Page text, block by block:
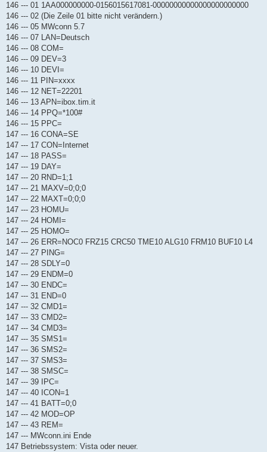
146 --- 01 1AA000000000-0156015617081-00000000000000000000000
146 --- 02 (Die Zeile 01 bitte nicht verändern.)
146 --- 05 MWconn 5.7
146 --- 07 LAN=Deutsch
146 --- 08 COM=
146 --- 09 DEV=3
146 --- 10 DEVI=
146 --- 11 PIN=xxxx
146 --- 12 NET=22201
146 --- 13 APN=ibox.tim.it
146 --- 14 PPQ=*100#
146 --- 15 PPC=
147 --- 16 CONA=SE
147 --- 17 CON=Internet
147 --- 18 PASS=
147 --- 19 DAY=
147 --- 20 RND=1;1
147 --- 21 MAXV=0;0;0
147 --- 22 MAXT=0;0;0
147 --- 23 HOMU=
147 --- 24 HOMI=
147 --- 25 HOMO=
147 --- 26 ERR=NOC0 FRZ15 CRC50 TME10 ALG10 FRM10 BUF10 L4
147 --- 27 PING=
147 --- 28 SDLY=0
147 --- 29 ENDM=0
147 --- 30 ENDC=
147 --- 31 END=0
147 --- 32 CMD1=
147 --- 33 CMD2=
147 --- 34 CMD3=
147 --- 35 SMS1=
147 --- 36 SMS2=
147 --- 37 SMS3=
147 --- 38 SMSC=
147 --- 39 IPC=
147 --- 40 ICON=1
147 --- 41 BATT=0;0
147 --- 42 MOD=OP
147 --- 43 REM=
147 --- MWconn.ini Ende
147 Betriebssystem: Vista oder neuer.